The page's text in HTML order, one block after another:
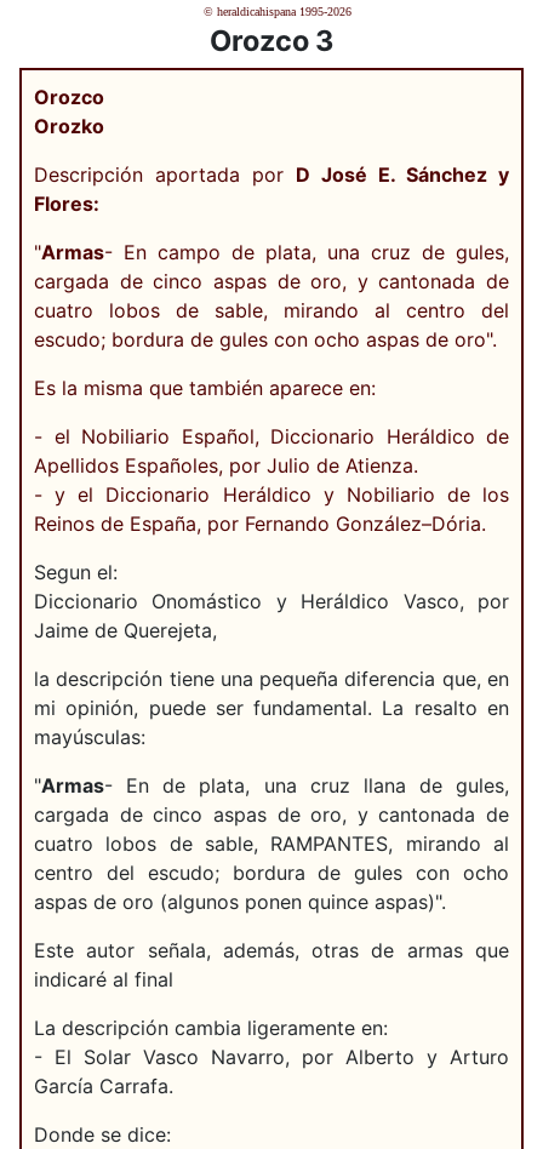
© heraldicahispana 1995-2026
Orozco 3
Orozco
Orozko
Descripción aportada por D José E. Sánchez y
Flores:
"Armas- En campo de plata, una cruz de gules,
cargada de cinco aspas de oro, y cantonada de
cuatro lobos de sable, mirando al centro del
escudo; bordura de gules con ocho aspas de oro".
Es la misma que también aparece en:
- el Nobiliario Español, Diccionario Heráldico de
Apellidos Españoles, por Julio de Atienza.
- y el Diccionario Heráldico y Nobiliario de los
Reinos de España, por Fernando González–Dória.
Segun el:
Diccionario Onomástico y Heráldico Vasco, por
Jaime de Querejeta,
la descripción tiene una pequeña diferencia que, en
mi opinión, puede ser fundamental. La resalto en
mayúsculas:
"Armas- En de plata, una cruz llana de gules,
cargada de cinco aspas de oro, y cantonada de
cuatro lobos de sable, RAMPANTES, mirando al
centro del escudo; bordura de gules con ocho
aspas de oro (algunos ponen quince aspas)".
Este autor señala, además, otras de armas que
indicaré al final
La descripción cambia ligeramente en:
- El Solar Vasco Navarro, por Alberto y Arturo
García Carrafa.
Donde se dice: